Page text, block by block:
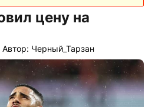
цену на
Автор: Черный_Тарзан